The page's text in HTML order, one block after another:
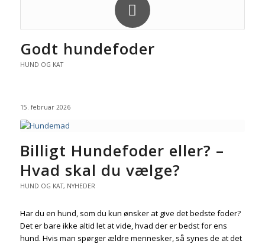
Godt hundefoder
HUND OG KAT
15. februar 2026
Billigt Hundefoder eller? –
Hvad skal du vælge?
HUND OG KAT, NYHEDER
Har du en hund, som du kun ønsker at give det bedste foder?
Det er bare ikke altid let at vide, hvad der er bedst for ens
hund. Hvis man spørger ældre mennesker, så synes de at det